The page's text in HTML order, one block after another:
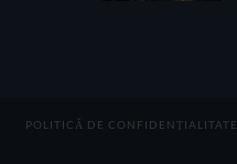
POLITICĂ DE CONFIDENȚIALITATE